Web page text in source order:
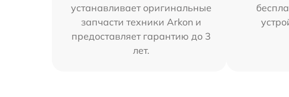
устанавливает оригинальные
запчасти техники Arkon и
предоставляет гарантию до 3
лет.